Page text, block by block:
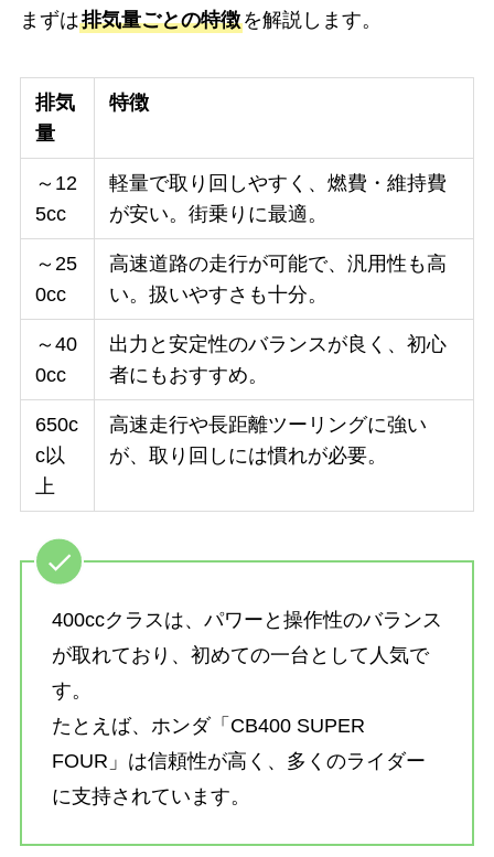
まずは排気量ごとの特徴を解説します。
排気
量
特徴
～12
5cc
軽量で取り回しやすく、燃費・維持費
が安い。街乗りに最適。
～25
0cc
高速道路の走行が可能で、汎用性も高
い。扱いやすさも十分。
～40
0cc
出力と安定性のバランスが良く、初心
者にもおすすめ。
650c
c以
上
高速走行や長距離ツーリングに強い
が、取り回しには慣れが必要。
400ccクラスは、パワーと操作性のバランス
が取れており、初めての一台として人気で
す。
たとえば、ホンダ「CB400 SUPER
FOUR」は信頼性が高く、多くのライダー
に支持されています。